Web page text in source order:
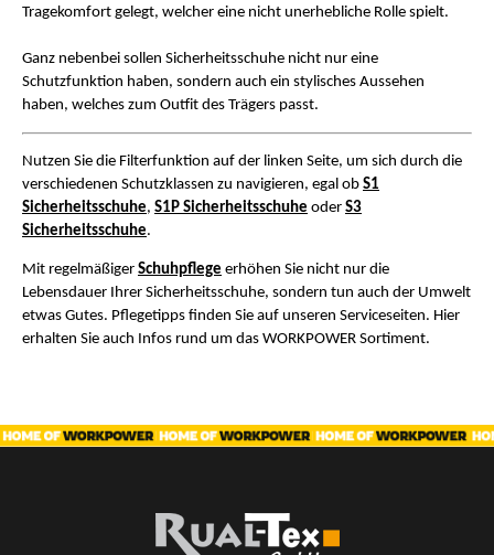
Tragekomfort gelegt, welcher eine nicht unerhebliche Rolle spielt.
Ganz nebenbei sollen Sicherheitsschuhe nicht nur eine
Schutzfunktion haben, sondern auch ein stylisches Aussehen
haben, welches zum Outfit des Trägers passt.
Nutzen Sie die Filterfunktion auf der linken Seite, um sich durch die
verschiedenen Schutzklassen zu navigieren, egal ob S1
Sicherheitsschuhe, S1P Sicherheitsschuhe oder S3
Sicherheitsschuhe.
Mit regelmäßiger Schuhpflege erhöhen Sie nicht nur die
Lebensdauer Ihrer Sicherheitsschuhe, sondern tun auch der Umwelt
etwas Gutes. Pflegetipps finden Sie auf unseren Serviceseiten. Hier
erhalten Sie auch Infos rund um das WORKPOWER Sortiment.